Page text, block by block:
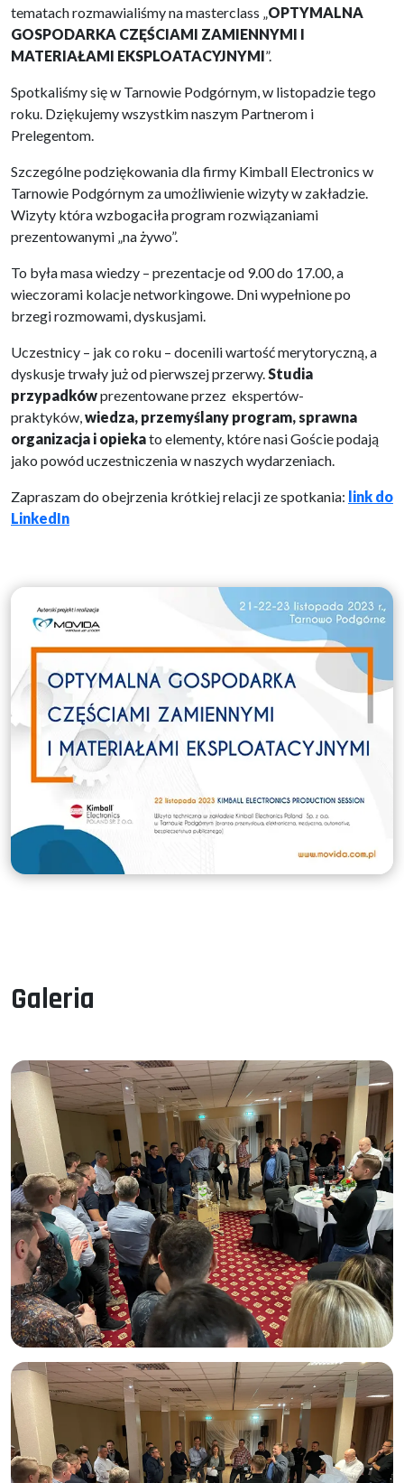
tematach rozmawialiśmy na masterclass „OPTYMALNA
GOSPODARKA CZĘŚCIAMI ZAMIENNYMI I
MATERIAŁAMI EKSPLOATACYJNYMI”.
Spotkaliśmy się w Tarnowie Podgórnym, w listopadzie tego
roku. Dziękujemy wszystkim naszym Partnerom i
Prelegentom.
Szczególne podziękowania dla firmy Kimball Electronics w
Tarnowie Podgórnym za umożliwienie wizyty w zakładzie.
Wizyty która wzbogaciła program rozwiązaniami
prezentowanymi „na żywo”.
To była masa wiedzy – prezentacje od 9.00 do 17.00, a
wieczorami kolacje networkingowe. Dni wypełnione po
brzegi rozmowami, dyskusjami.
Uczestnicy – jak co roku – docenili wartość merytoryczną, a
dyskusje trwały już od pierwszej przerwy.Studia
przypadkówprezentowane przez ekspertów-
praktyków,wiedza, przemyślany program, sprawna
organizacja i opiekato elementy, które nasi Goście podają
jako powód uczestniczenia w naszych wydarzeniach.
Zapraszam do obejrzenia krótkiej relacji ze spotkania: link do
LinkedIn
Galeria